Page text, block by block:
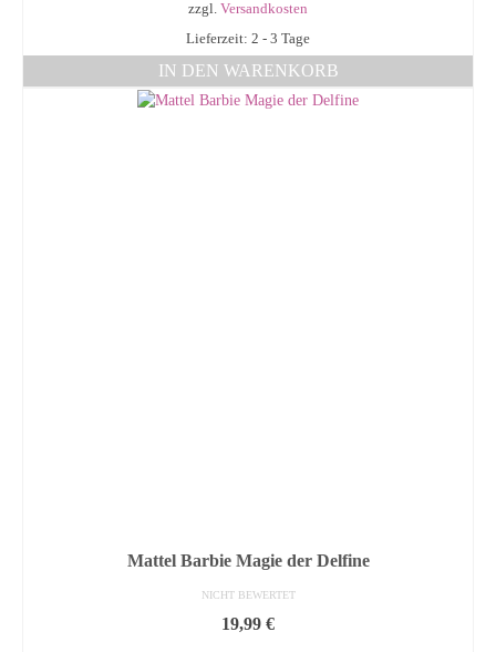
zzgl. Versandkosten
Lieferzeit: 2 - 3 Tage
IN DEN WARENKORB
Mattel Barbie Magie der Delfine
NICHT BEWERTET
19,99 €